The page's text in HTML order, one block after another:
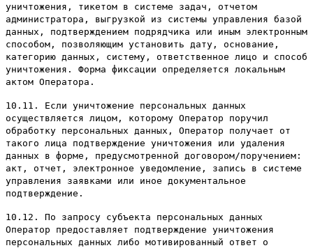
уничтожения, тикетом в системе задач, отчетом
администратора, выгрузкой из системы управления базой
данных, подтверждением подрядчика или иным электронным
способом, позволяющим установить дату, основание,
категорию данных, систему, ответственное лицо и способ
уничтожения. Форма фиксации определяется локальным
актом Оператора.
10.11. Если уничтожение персональных данных
осуществляется лицом, которому Оператор поручил
обработку персональных данных, Оператор получает от
такого лица подтверждение уничтожения или удаления
данных в форме, предусмотренной договором/поручением:
акт, отчет, электронное уведомление, запись в системе
управления заявками или иное документальное
подтверждение.
10.12. По запросу субъекта персональных данных
Оператор предоставляет подтверждение уничтожения
персональных данных либо мотивированный ответ о